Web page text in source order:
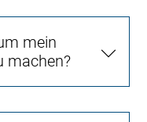
mein
machen?